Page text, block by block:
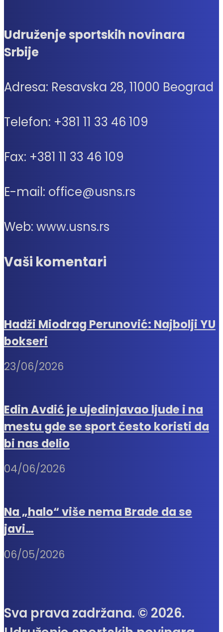
Udruženje sportskih novinara
Srbije
Adresa: Resavska 28, 11000 Beograd
Telefon: +381 11 33 46 109
Fax: +381 11 33 46 109
E-mail: office@usns.rs
Web: www.usns.rs
Vaši komentari
Hadži Miodrag Perunović: Najbolji YU
bokseri
23/06/2026
Edin Avdić je ujedinjavao ljude i na
mestu gde se sport često koristi da
bi nas delio
04/06/2026
Na „halo“ više nema Brade da se
javi…
06/05/2026
Sva prava zadržana. © 2026.